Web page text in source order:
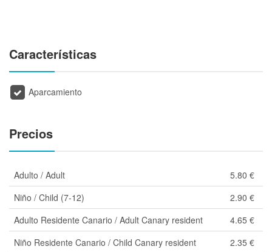
Características
Aparcamiento
Precios
Adulto / Adult
5.80 €
Niño / Child (7-12)
2.90 €
Adulto Residente Canario / Adult Canary resident
4.65 €
Niño Residente Canario / Child Canary resident
2.35 €